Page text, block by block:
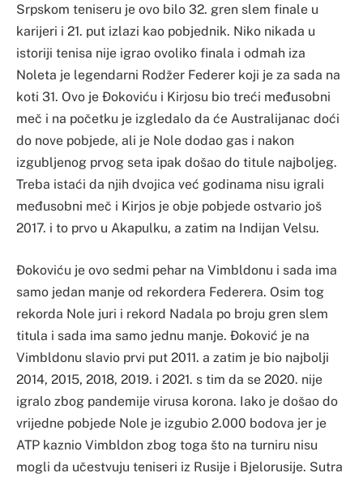
Srpskom teniseru je ovo bilo 32. gren slem finale u
karijeri i 21. put izlazi kao pobjednik. Niko nikada u
istoriji tenisa nije igrao ovoliko finala i odmah iza
Noleta je legendarni Rodžer Federer koji je za sada na
koti 31. Ovo je Đokoviću i Kirjosu bio treći međusobni
meč i na početku je izgledalo da će Australijanac doći
do nove pobjede, ali je Nole dodao gas i nakon
izgubljenog prvog seta ipak došao do titule najboljeg.
Treba istaći da njih dvojica već godinama nisu igrali
međusobni meč i Kirjos je obje pobjede ostvario još
2017. i to prvo u Akapulku, a zatim na Indijan Velsu.
Đokoviću je ovo sedmi pehar na Vimbldonu i sada ima
samo jedan manje od rekordera Federera. Osim tog
rekorda Nole juri i rekord Nadala po broju gren slem
titula i sada ima samo jednu manje. Đoković je na
Vimbldonu slavio prvi put 2011. a zatim je bio najbolji
2014, 2015, 2018, 2019. i 2021. s tim da se 2020. nije
igralo zbog pandemije virusa korona. Iako je došao do
vrijedne pobjede Nole je izgubio 2.000 bodova jer je
ATP kaznio Vimbldon zbog toga što na turniru nisu
mogli da učestvuju teniseri iz Rusije i Bjelorusije. Sutra